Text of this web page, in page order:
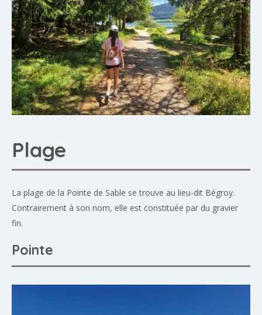
Plage
La plage de la Pointe de Sable se trouve au lieu-dit Bégroy.
Contrairement à son nom, elle est constituée par du gravier
fin.
Pointe